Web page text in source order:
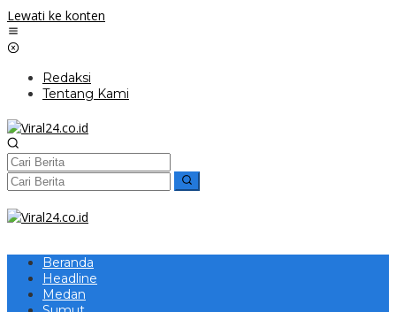
Lewati ke konten
Redaksi
Tentang Kami
Beranda
Headline
Medan